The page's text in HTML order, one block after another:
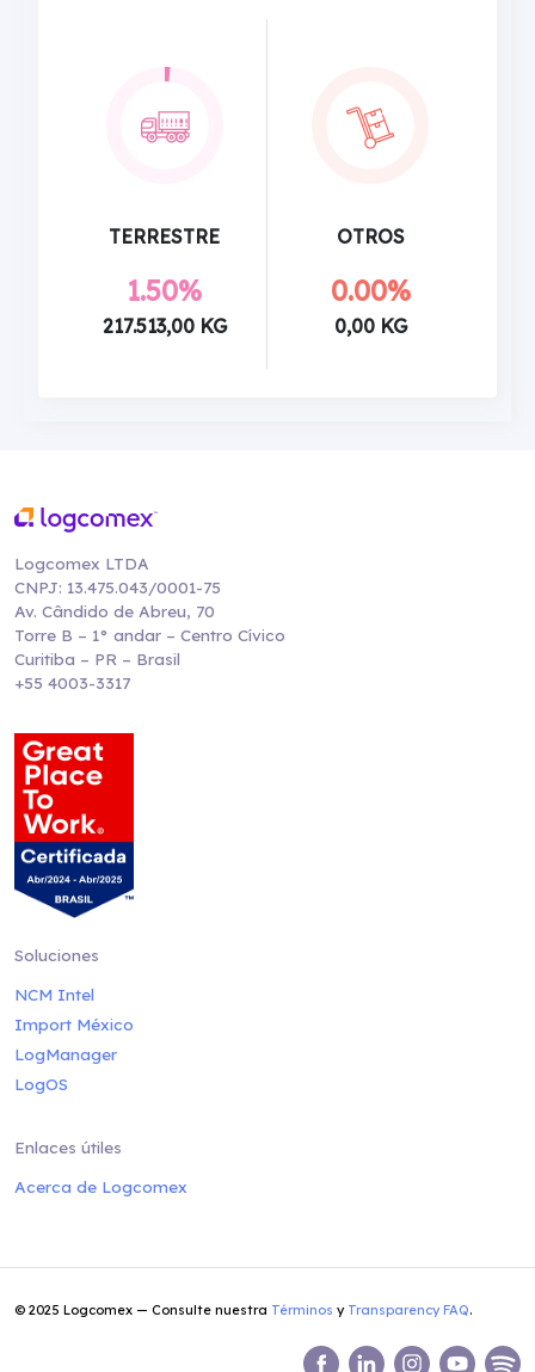
TERRESTRE
1.50%
217.513,00 KG
OTROS
0.00%
0,00 KG
Logcomex LTDA
CNPJ: 13.475.043/0001-75
Av. Cândido de Abreu, 70
Torre B – 1° andar – Centro Cívico
Curitiba – PR – Brasil
+55 4003-3317
Soluciones
NCM Intel
Import México
LogManager
LogOS
Enlaces útiles
Acerca de Logcomex
© 2025 Logcomex — Consulte nuestra Términos y Transparency FAQ.